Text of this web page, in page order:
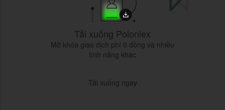
Tải xuống Poloniex
Mở khóa giao dịch phí 0 đồng và nhiều
tính năng khác
Tải xuống ngay